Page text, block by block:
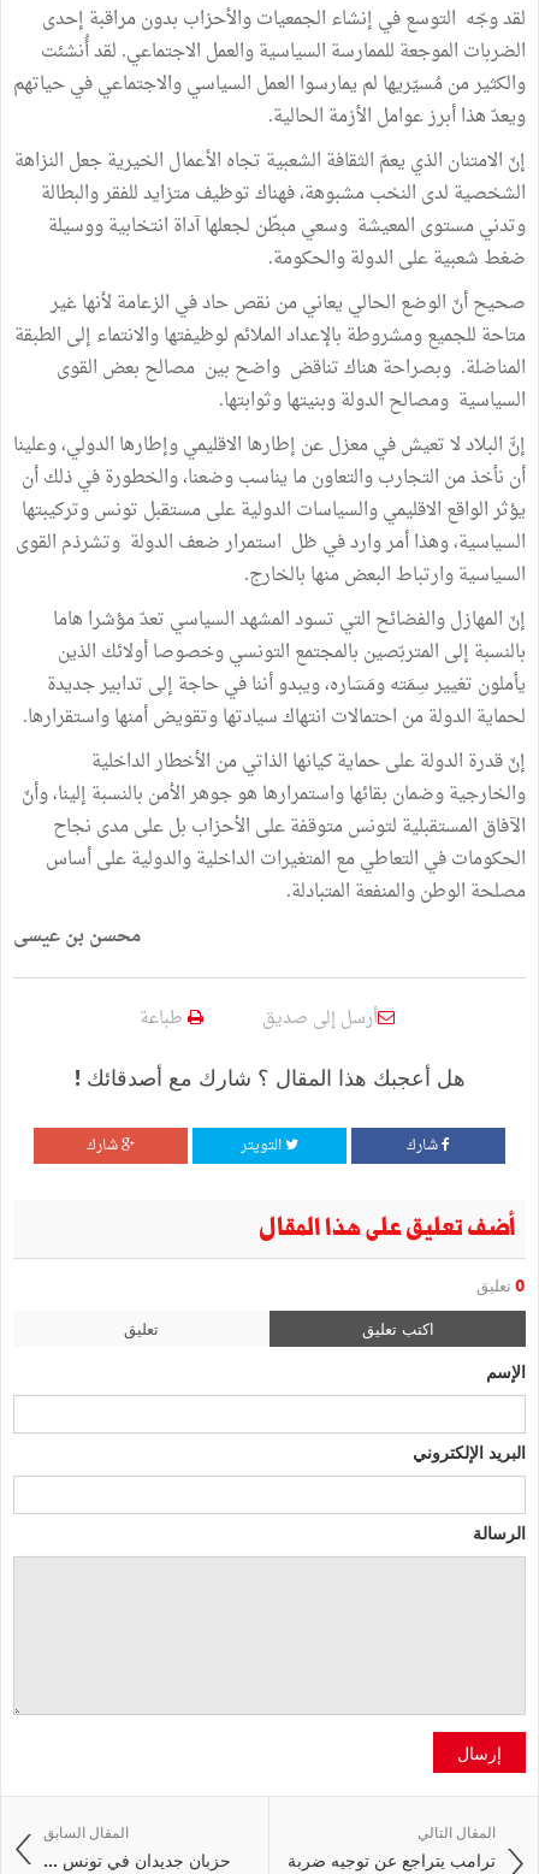
لقد وجّه التوسع في إنشاء الجمعيات والأحزاب بدون مراقبة إحدى
الضربات الموجعة للممارسة السياسية والعمل الاجتماعي. لقد أُنشئت
والكثير من مُسيّريها لم يمارسوا العمل السياسي والاجتماعي في حياتهم
ويعدّ هذا أبرز عوامل الأزمة الحالية.
إنّ الامتنان الذي يعمّ الثقافة الشعبية تجاه الأعمال الخيرية جعل النزاهة
الشخصية لدى النخب مشبوهة، فهناك توظيف متزايد للفقر والبطالة
وتدني مستوى المعيشة وسعي مبطّن لجعلها آداة انتخابية ووسيلة
ضغط شعبية على الدولة والحكومة.
صحيح أنّ الوضع الحالي يعاني من نقص حاد في الزعامة لأنها غير
متاحة للجميع ومشروطة بالإعداد الملائم لوظيفتها والانتماء إلى الطبقة
المناضلة. وبصراحة هناك تناقض واضح بين مصالح بعض القوى
السياسية ومصالح الدولة وبنيتها وثوابتها.
إنّّ البلاد لا تعيش في معزل عن إطارها الاقليمي وإطارها الدولي، وعلينا
أن نأخذ من التجارب والتعاون ما يناسب وضعنا، والخطورة في ذلك أن
يؤثر الواقع الاقليمي والسياسات الدولية على مستقبل تونس وتركيبتها
السياسية، وهذا أمر وارد في ظل استمرار ضعف الدولة وتشرذم القوى
السياسية وارتباط البعض منها بالخارج.
إنّ المهازل والفضائح التي تسود المشهد السياسي تعدّ مؤشرا هاما
بالنسبة إلى المتربّصين بالمجتمع التونسي وخصوصا أولائك الذين
يأملون تغيير سِمَته ومَسَاره، ويبدو أننا في حاجة إلى تدابير جديدة
لحماية الدولة من احتمالات انتهاك سيادتها وتقويض أمنها واستقرارها.
إنّ قدرة الدولة على حماية كيانها الذاتي من الأخطار الداخلية
والخارجية وضمان بقائها واستمرارها هو جوهر الأمن بالنسبة إلينا، وأنّ
الآفاق المستقبلية لتونس متوقفة على الأحزاب بل على مدى نجاح
الحكومات في التعاطي مع المتغيرات الداخلية والدولية على أساس
مصلحة الوطن والمنفعة المتبادلة.
محسن بن عيسى
أرسل إلى صديق طباعة
هل أعجبك هذا المقال ؟ شارك مع أصدقائك !
شارك التويتر شارك
أضف تعليق على هذا المقال
0 تعليق
اكتب تعليق تعليق
الإسم
البريد الإلكتروني
الرسالة
إرسال
المقال السابق
حزبان جديدان في تونس ...
المقال التالي
ترامب يتراجع عن توجيه ضربة